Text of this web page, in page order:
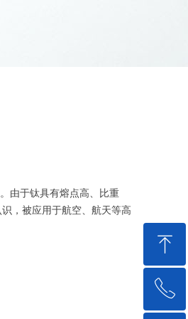
由于钛具有熔点高、比重
，被应用于航空、航天等高
ꁸ
回到顶部
ꂅ